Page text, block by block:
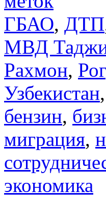
ГБАО, ДТП
МВД
Рахмон,
Узбекистан,
бензин,
миграция,
экономика